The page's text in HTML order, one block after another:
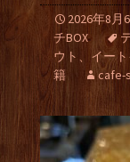
2026年8月
チBOX
ウト、イー
籍
cafe-